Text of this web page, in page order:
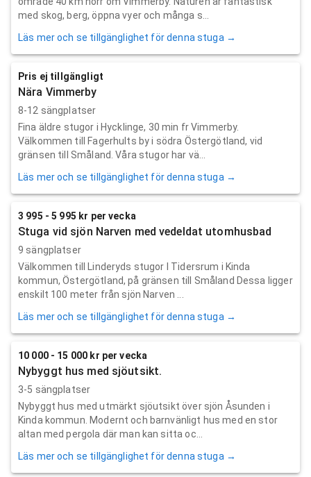
med skog, berg, öppna vyer och många s...
Läs mer och se tillgänglighet för denna stuga →
Pris ej tillgängligt
Nära Vimmerby
8-12 sängplatser
Fina äldre stugor i Hycklinge, 30 min fr Vimmerby.
Välkommen till Fagerhults by i södra Östergötland, vid
gränsen till Småland. Våra stugor har vä...
Läs mer och se tillgänglighet för denna stuga →
3 995 - 5 995 kr per vecka
Stuga vid sjön Narven med vedeldat utomhusbad
9 sängplatser
Välkommen till Linderyds stugor I Tidersrum i Kinda
kommun, Östergötland, på gränsen till Småland Dessa ligger
enskilt 100 meter från sjön Narven ...
Läs mer och se tillgänglighet för denna stuga →
10 000 - 15 000 kr per vecka
Nybyggt hus med sjöutsikt.
3-5 sängplatser
Nybyggt hus med utmärkt sjöutsikt över sjön Åsunden i
Kinda kommun. Modernt och barnvänligt hus med en stor
altan med pergola där man kan sitta oc...
Läs mer och se tillgänglighet för denna stuga →